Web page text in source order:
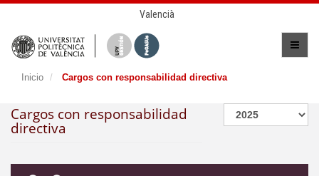
Valencià
Inicio Cargos con responsabilidad directiva
Cargos con responsabilidad
directiva